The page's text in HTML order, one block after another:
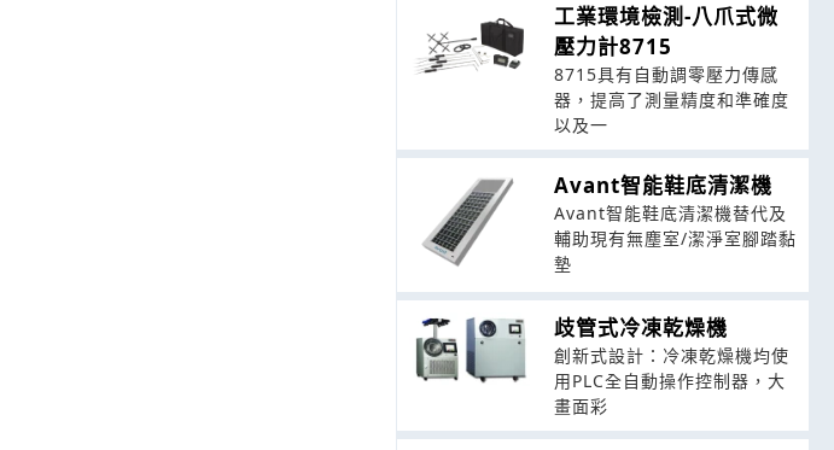
工業環境檢測-八爪式微
壓力計8715
8715具有自動調零壓力傳感
器，提高了測量精度和準確度
以及一
Avant智能鞋底清潔機
Avant智能鞋底清潔機替代及
輔助現有無塵室/潔淨室腳踏黏
墊
歧管式冷凍乾燥機
創新式設計：冷凍乾燥機均使
用PLC全自動操作控制器，大
畫面彩